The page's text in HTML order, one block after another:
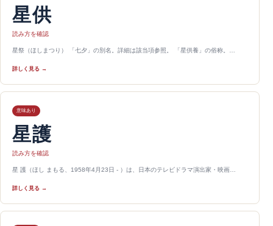
星供
読み方を確認
星祭（ほしまつり） 「七夕」の別名。詳細は該当項参照。 「星供養」の俗称。…
詳しく見る →
意味あり
星護
読み方を確認
星 護（ほし まもる、1958年4月23日 - ）は、日本のテレビドラマ演出家・映画…
詳しく見る →